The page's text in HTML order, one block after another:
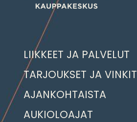
LIIKKEET JA PALVELUT
TARJOUKSET JA VINKIT
AJANKOHTAISTA
AUKIOLOAJAT